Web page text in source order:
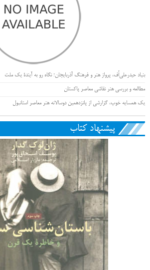
بنیاد حیدرعلی‌اُف، پرواز هنر و فرهنگ آذربایجان؛ نگاه رو به آیندۀ یک ملت
مطالعه و بررسی هنر نقاشی معاصر پاکستان
یک همسایه خوب، گزارشی از پانزدهمین دوسالانه هنر معاصر استانبول
پیشنهاد کتاب